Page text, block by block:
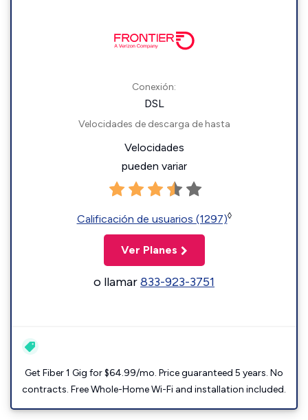
Conexión:
DSL
Velocidades de descarga de hasta
Velocidades
pueden variar
Calificación de usuarios (1297)◊
Ver Planes
o llamar833-923-3751
Get Fiber 1 Gig for $64.99/mo. Price guaranteed 5 years. No
contracts. Free Whole-Home Wi-Fi and installation included.